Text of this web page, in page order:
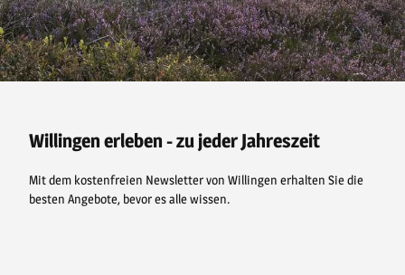
F
a
c
o
k
P
i
n
e
s
Y
o
u
e
I
n
s
r
a
Willingen erleben - zu jeder Jahreszeit
Mit dem kostenfreien Newsletter von Willingen erhalten Sie die
besten Angebote, bevor es alle wissen.